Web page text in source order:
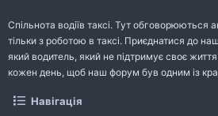
Спільнота водіїв таксі. Тут обговорюються
тільки з роботою в таксі. Приєднатися до
який водитель, який не підтримує своє
кожен день, щоб наш форум був одним із
Навігація